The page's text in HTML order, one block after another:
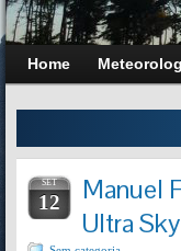
Home
SET
12
Manuel
Ultra